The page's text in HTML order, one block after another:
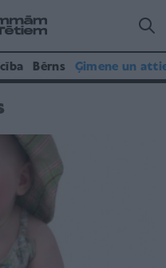
Bērns Ģimene un